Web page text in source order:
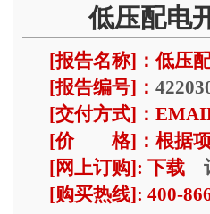
低压配电
[报告名称]：低压
[报告编号]：
[交付方式]：
[价 格]：根据项
[网上订购]: 下载
[购买热线]: 400-